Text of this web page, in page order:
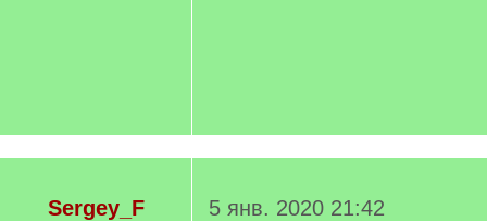
Sergey_F
5 янв. 2020 21:42